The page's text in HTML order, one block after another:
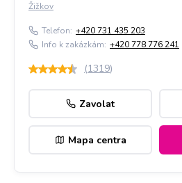
Žižkov
Telefon: +420 731 435 203
Info k zakázkám: +420 778 776 241
(1319)
Zavolat
Mapa centra